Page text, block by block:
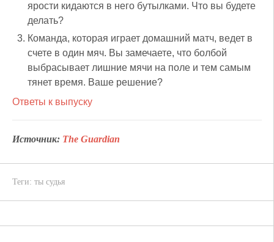
ярости кидаются в него бутылками. Что вы будете
делать?
Команда, которая играет домашний матч, ведет в
счете в один мяч. Вы замечаете, что болбой
выбрасывает лишние мячи на поле и тем самым
тянет время. Ваше решение?
Ответы к выпуску
Источник: The Guardian
Теги: ты судья